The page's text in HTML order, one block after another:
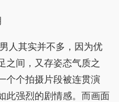
人其实并不多，因为优
之间，又存姿态气质之
个个拍摄片段被连贯演
此强烈的剧情感。而画面